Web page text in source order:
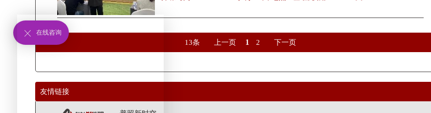
13条 上一页 1 2 下一页
友情链接
在线咨询